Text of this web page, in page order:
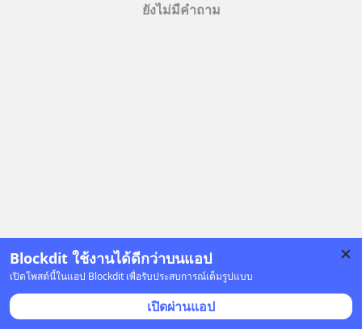
Blockdit ใช้งานได้ดีกว่าบนแอป
เปิดโพสต์นี้ในแอป Blockdit เพื่อรับประสบการณ์เต็มรูปแบบ
เปิดผ่านแอป
ยังไม่มีคำถาม